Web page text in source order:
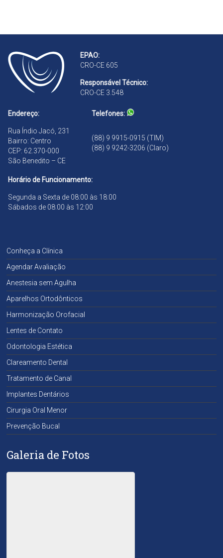
EPAO:
CRO-CE 605
Responsável Técnico:
CRO-CE 3.548
Endereço:
Rua Índio Jacó, 231
Bairro: Centro
CEP: 62.370-000
São Benedito – CE
Telefones:
(88) 9 9915-0915 (TIM)
(88) 9 9242-3206 (Claro)
Horário de Funcionamento:
Segunda a Sexta de 08:00 às 18:00
Sábados de 08:00 às 12:00
Conheça a Clínica
Agendar Avaliação
Anestesia sem Agulha
Aparelhos Ortodônticos
Harmonização Orofacial
Lentes de Contato
Odontologia Estética
Clareamento Dental
Tratamento de Canal
Implantes Dentários
Cirurgia Oral Menor
Prevenção Bucal
Galeria de Fotos